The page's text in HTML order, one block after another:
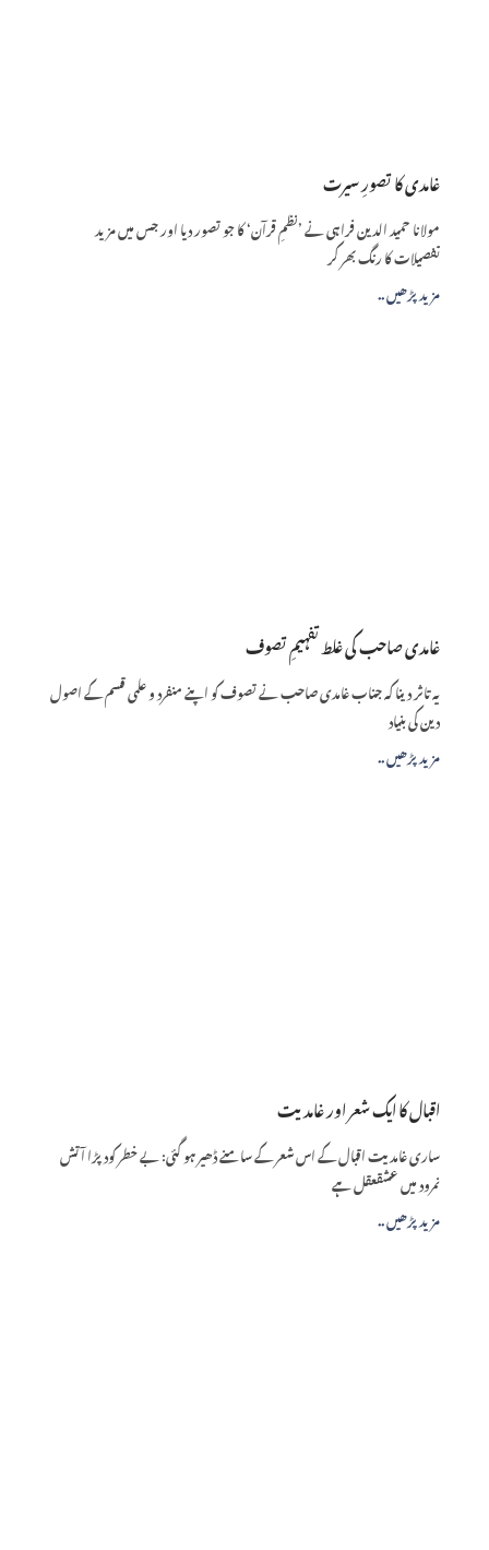
غامدی کا تصورِ سیرت
مولانا حمید الدین فراہی نے ’نظمِ قرآن‘ کا جو تصور دیا اور جس میں مزید
تفصیلات کا رنگ بھر کر
.. مزید پڑھیں
غامدی صاحب کی غلط تفہیمِ تصوف
یہ تاثر دینا کہ جناب غامدی صاحب نے تصوف کو اپنے منفرد و علمی قسم کے اصول
دین کی بنیاد
.. مزید پڑھیں
اقبال کا ایک شعر اور غامدیت
ساری غامدیت اقبال کے اس شعر کے سامنے ڈھیر ہو گئی: بے خطر کود پڑا آتش
نمرود میں عشقعقل ہے
.. مزید پڑھیں